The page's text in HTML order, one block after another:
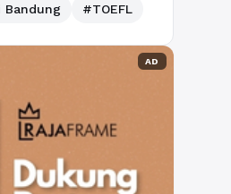
#TOEFL
AD